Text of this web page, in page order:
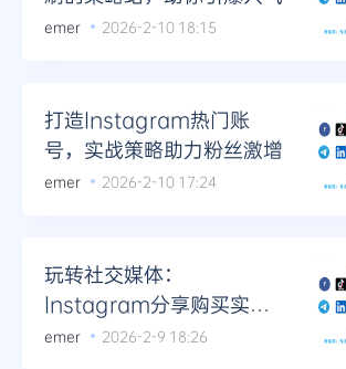
emer 2026-2-10 18:15
打造Instagram热门账
号，实战策略助力粉丝激增
emer 2026-2-10 17:24
玩转社交媒体：
Instagram分享购买实战
经验分享
emer 2026-2-9 18:26